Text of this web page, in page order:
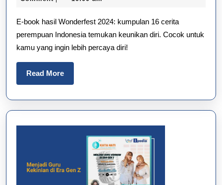
Perempuan
Hebat
Wonderfest
2024
E-book hasil Wonderfest 2024: kumpulan 16 cerita
perempuan Indonesia temukan keunikan diri. Cocok untuk
kamu yang ingin lebih percaya diri!
Read MoreRead
More